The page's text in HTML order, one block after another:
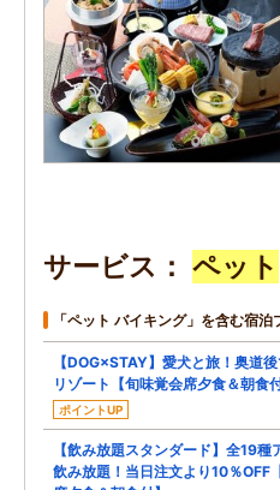
サービス ペット
「ペット バイキング」を含む宿泊
【DOG×STAY】愛犬と旅！奥道
リゾート【旬味覚会席夕食＆朝食付
ポイントUP
【飲み放題スタンダード】全19種
飲み放題！当日注文より10％OFF